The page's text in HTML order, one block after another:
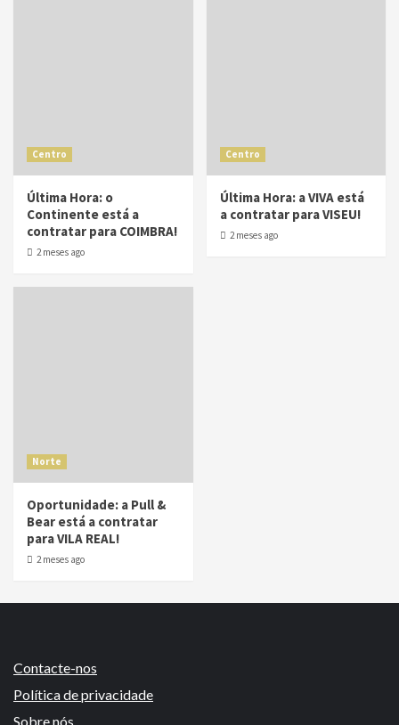
Centro
Última Hora: o
Continente está a
contratar para COIMBRA!
2 meses ago
Centro
Última Hora: a VIVA está
a contratar para VISEU!
2 meses ago
Norte
Oportunidade: a Pull &
Bear está a contratar
para VILA REAL!
2 meses ago
Contacte-nos
Política de privacidade
Sobre nós